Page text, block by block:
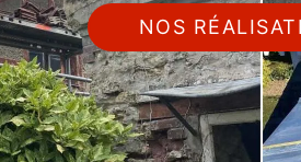
NOS